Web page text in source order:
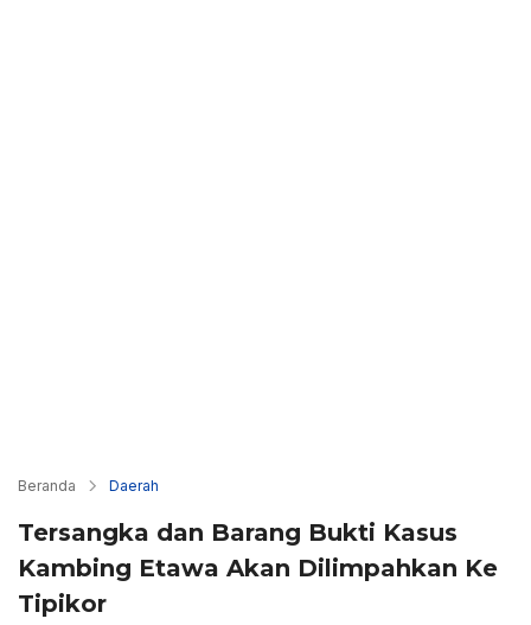
Beranda Daerah
Tersangka dan Barang Bukti Kasus
Kambing Etawa Akan Dilimpahkan Ke
Tipikor